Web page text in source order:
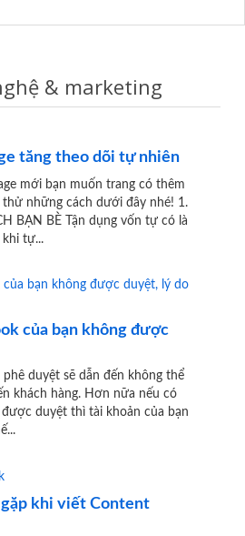
& marketing
tăng theo dõi tự nhiên
mới bạn muốn trang có thêm
những cách dưới đây nhé! 1.
BẠN BÈ Tận dụng vốn tự có là
tự...
của bạn không được
duyệt sẽ dẫn đến không thể
khách hàng. Hơn nữa nếu có
duyệt thì tài khoản của bạn
khi viết Content